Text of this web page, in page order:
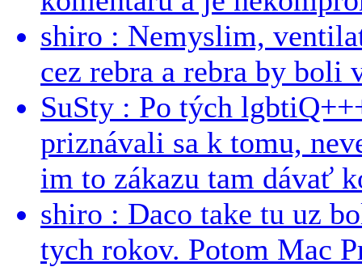
shiro : Nemyslim,
cez rebra a rebra by boli
SuSty : Po tých
priznávali sa k tomu,
im to zákazu tam dávať
shiro : Daco take tu uz
tych rokov. Potom Mac